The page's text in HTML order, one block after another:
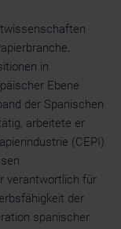
in
Ebene
der Spanischen
arbeitete er
(CEPI)
verantwortlich für
der
spanischer